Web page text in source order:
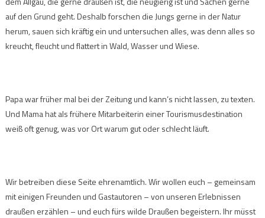
auf den Grund geht. Deshalb forschen die Jungs gerne in der Natur
herum, sauen sich kräftig ein und untersuchen alles, was denn alles so
kreucht, fleucht und flattert in Wald, Wasser und Wiese.
Papa war früher mal bei der Zeitung und kann’s nicht lassen, zu texten.
Und Mama hat als frühere Mitarbeiterin einer Tourismusdestination
weiß oft genug, was vor Ort warum gut oder schlecht läuft.
Wir betreiben diese Seite ehrenamtlich. Wir wollen euch – gemeinsam
mit einigen Freunden und Gastautoren – von unseren Erlebnissen
draußen erzählen – und euch fürs wilde Draußen begeistern. Ihr müsst